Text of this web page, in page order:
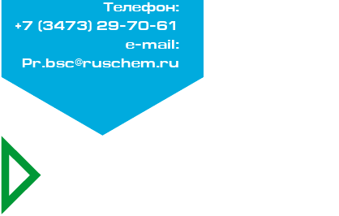
Телефон:
+7 (3473) 29-70-61
e-mail:
Pr.bsc@ruschem.ru